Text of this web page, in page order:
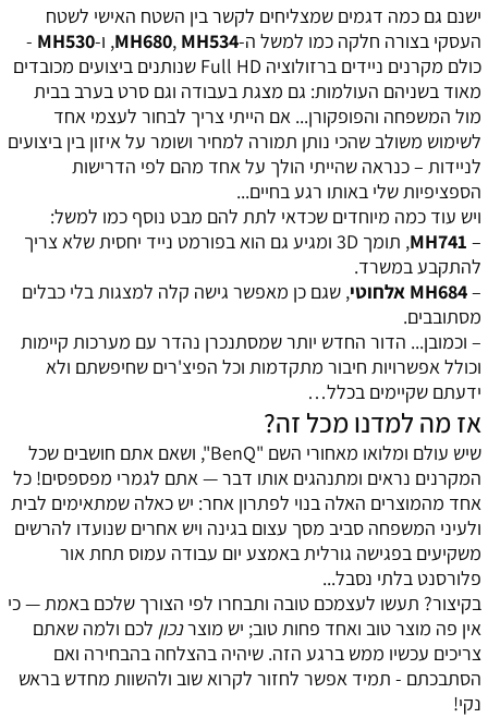
ישנם גם כמה דגמים שמצליחים לקשר בין השטח האישי לשטח
העסקי בצורה חלקה כמו למשל ה-
MH680, MH534 , ו-MH530
-
כולם מקרנים ניידים ברזולוציה Full HD שנותנים ביצועים מכובדים
מאוד בשניהם העולמות: גם מצגת בעבודה וגם סרט בערב בבית
מול המשפחה והפופקורן... אם הייתי צריך לבחור לעצמי אחד
לשימוש משולב שהכי נותן תמורה למחיר ושומר על איזון בין ביצועים
לניידות – כנראה שהייתי הולך על אחד מהם לפי הדרישות
הספציפיות שלי באותו רגע בחיים...
ויש עוד כמה מיוחדים שכדאי לתת להם מבט נוסף כמו למשל:
–
MH741
, תומך 3D ומגיע גם הוא בפורמט נייד יחסית שלא צריך
להתקבע במשרד.
–MH684 אלחוטי
, שגם כן מאפשר גישה קלה למצגות בלי כבלים
מסתובבים.
– וכמובן... הדור החדש יותר שמסתנכרן נהדר עם מערכות קיימות
וכולל אפשרויות חיבור מתקדמות וכל הפיצ'רים שחיפשתם ולא
ידעתם שקיימים בכלל…
אז מה למדנו מכל זה?
שיש עולם ומלואו מאחורי השם "BenQ", ושאם אתם חושבים שכל
המקרנים נראים ומתנהגים אותו דבר — אתם לגמרי מפספסים! כל
אחד מהמוצרים האלה בנוי לפתרון אחר: יש כאלה שמתאימים לבית
ולעיני המשפחה סביב מסך עצום בגינה ויש אחרים שנועדו להרשים
משקיעים בפגישה גורלית באמצע יום עבודה עמוס תחת אור
פלורסנט בלתי נסבל...
בקיצור? תעשו לעצמכם טובה ותבחרו לפי הצורך שלכם באמת — כי
אין פה מוצר טוב ואחד פחות טוב; יש מוצרנכון לכם ולמה שאתם
צריכים עכשיו ממש ברגע הזה. שיהיה בהצלחה בהבחירה ואם
הסתבכתם - תמיד אפשר לחזור לקרוא שוב ולהשוות מחדש בראש
נקי!